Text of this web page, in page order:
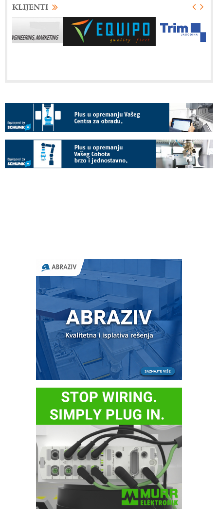
KLIJENTI